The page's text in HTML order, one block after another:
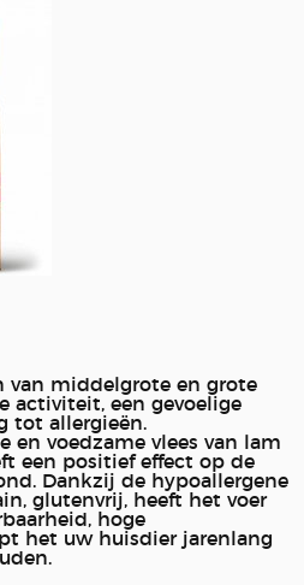
van middelgrote en grote
activiteit, een gevoelige
tot allergieën.
en voedzame vlees van lam
een positief effect op de
Dankzij de hypoallergene
glutenvrij, heeft het voer
hoge
het uw huisdier jarenlang